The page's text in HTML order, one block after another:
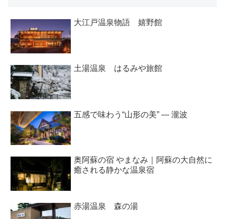
大江戸温泉物語 嬉野館
土湯温泉 はるみや旅館
五感で味わう“山形の美” ― 瀧波
奥阿蘇の宿 やまなみ｜阿蘇の大自然に
癒される静かな温泉宿
赤湯温泉 森の湯